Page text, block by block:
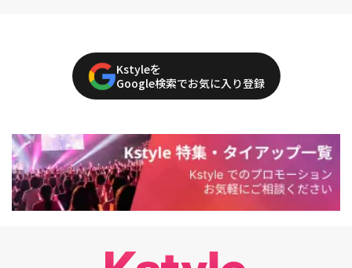
Kstyleを
Google検索でお気に入り登録